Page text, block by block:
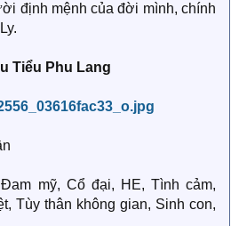
ôm y vào lòng, thấp giọng dụ dỗ:
định mệnh của đời mình, chính
Tiểu Phu Lang
mỹ, Cổ đại, HE, Tình cảm,
Tùy thân không gian, Sinh con,